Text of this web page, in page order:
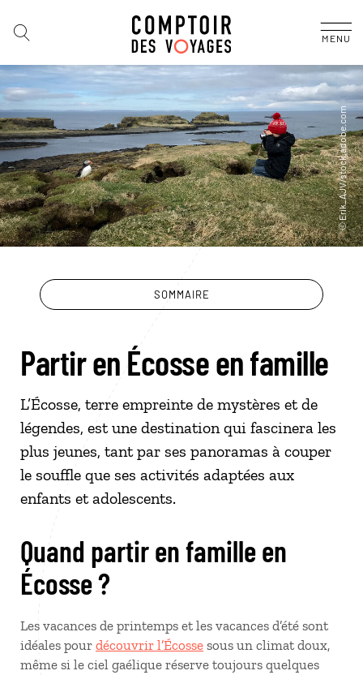
MENU
SOMMAIRE
Partir en Écosse en famille
L’Écosse, terre empreinte de mystères et de
légendes, est une destination qui fascinera les
plus jeunes, tant par ses panoramas à couper
le souffle que ses activités adaptées aux
enfants et adolescents.
Quand partir en famille en
Écosse ?
Les vacances de printemps et les vacances d’été sont
idéales pour découvrir l’Écosse sous un climat doux,
même si le ciel gaélique réserve toujours quelques